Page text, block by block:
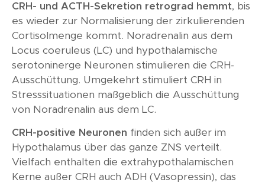
CRH- und ACTH-Sekretion retrograd hemmt, bis
es wieder zur Normalisierung der zirkulierenden
Cortisolmenge kommt. Noradrenalin aus dem
Locus coeruleus (LC) und hypothalamische
serotoninerge Neuronen stimulieren die CRH-
Ausschüttung. Umgekehrt stimuliert CRH in
Stresssituationen maßgeblich die Ausschüttung
von Noradrenalin aus dem LC.
CRH-positive Neuronen finden sich außer im
Hypothalamus über das ganze ZNS verteilt.
Vielfach enthalten die extrahypothalamischen
Kerne außer CRH auch ADH (Vasopressin), das